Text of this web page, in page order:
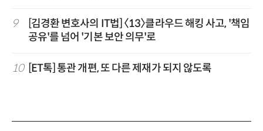
9
[김경환 변호사의 IT법] 〈13〉클라우드 해킹 사고, '책임
공유'를 넘어 '기본 보안 의무'로
10 [ET톡] 통관 개편, 또 다른 제재가 되지 않도록